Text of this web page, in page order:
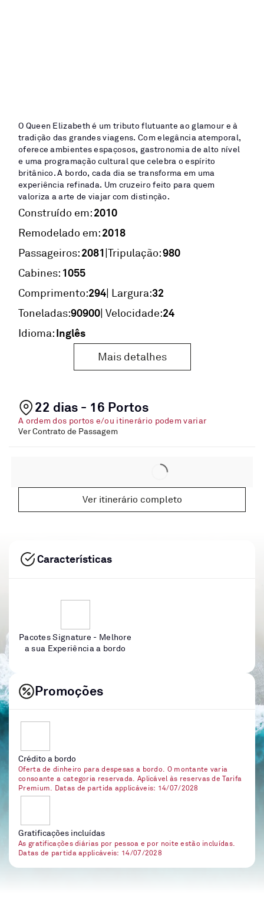
O Queen Elizabeth é um tributo flutuante ao glamour e à
tradição das grandes viagens. Com elegância atemporal,
oferece ambientes espaçosos, gastronomia de alto nível
e uma programação cultural que celebra o espírito
britânico. A bordo, cada dia se transforma em uma
experiência refinada. Um cruzeiro feito para quem
valoriza a arte de viajar com distinção.
Construído em:2010
Remodelado em:2018
Passageiros:2081|Tripulação:980
Cabines: 1055
Comprimento:294| Largura:32
Toneladas:90900| Velocidade:24
Idioma:Inglês
Mais detalhes
22 dias - 16 Portos
A ordem dos portos e/ou itinerário podem variar
Ver Contrato de Passagem
Ver itinerário completo
Características
Pacotes Signature - Melhore
a sua Experiência a bordo
Promoções
Crédito a bordo
Oferta de dinheiro para despesas a bordo. O montante varia
consoante a categoria reservada. Aplicável às reservas de Tarifa
Premium. Datas de partida applicáveis: 14/07/2028
Gratificações incluídas
As gratificações diárias por pessoa e por noite estão incluídas.
Datas de partida applicáveis: 14/07/2028